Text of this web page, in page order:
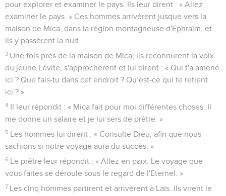
pour explorer et examiner le pays. Ils leur dirent : « Allez
examiner le pays. » Ces hommes arrivèrent jusque vers la
maison de Mica, dans la région montagneuse d'Ephraïm, et
ils y passèrent la nuit.
3 Une fois près de la maison de Mica, ils reconnurent la voix
du jeune Lévite, s'approchèrent et lui dirent : « Qui t'a amené
ici ? Que fais-tu dans cet endroit ? Qu’est-ce qui te retient
ici ? »
4
Il leur répondit : « Mica fait pour moi différentes choses. Il
me donne un salaire et je lui sers de prêtre. »
5
Les hommes lui dirent : « Consulte Dieu, afin que nous
sachions si notre voyage aura du succès. »
6
Le prêtre leur répondit : « Allez en paix. Le voyage que
vous faites se déroule sous le regard de l'Eternel. »
7
Les cinq hommes partirent et arrivèrent à Laïs. Ils virent le